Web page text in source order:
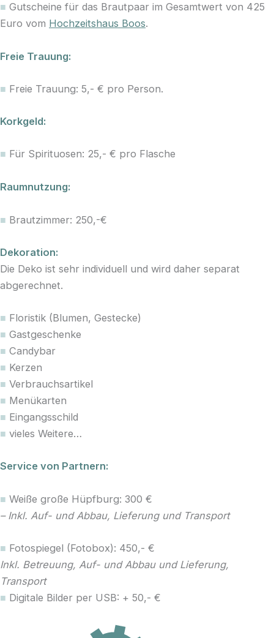
■ Gutscheine für das Brautpaar im Gesamtwert von 425
Euro vom Hochzeitshaus Boos.
Freie Trauung:
■ Freie Trauung: 5,- € pro Person.
Korkgeld:
■ Für Spirituosen: 25,- € pro Flasche
Raumnutzung:
■ Brautzimmer: 250,-€
Dekoration:
Die Deko ist sehr individuell und wird daher separat
abgerechnet.
■ Floristik (Blumen, Gestecke)
■ Gastgeschenke
■ Candybar
■ Kerzen
■ Verbrauchsartikel
■ Menükarten
■ Eingangsschild
■ vieles Weitere…
Service von Partnern:
■ Weiße große Hüpfburg: 300 €
– Inkl. Auf- und Abbau, Lieferung und Transport
■ Fotospiegel (Fotobox): 450,- €
Inkl. Betreuung, Auf- und Abbau und Lieferung,
Transport
■ Digitale Bilder per USB: + 50,- €